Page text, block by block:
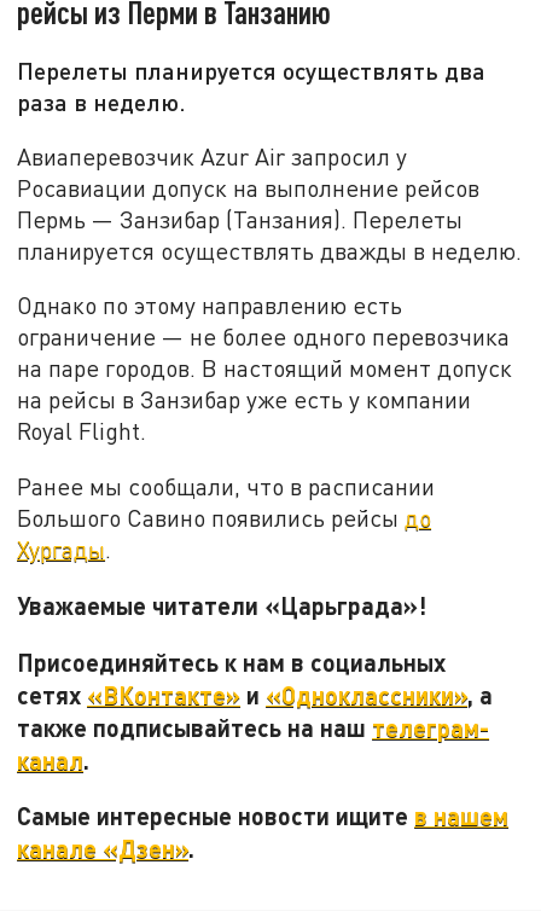
рейсы из Перми в Танзанию
Перелеты планируется осуществлять два
раза в неделю.
Авиаперевозчик Azur Air запросил у
Росавиации допуск на выполнение рейсов
Пермь — Занзибар (Танзания). Перелеты
планируется осуществлять дважды в неделю.
Однако по этому направлению есть
ограничение — не более одного перевозчика
на паре городов. В настоящий момент допуск
на рейсы в Занзибар уже есть у компании
Royal Flight.
Ранее мы сообщали, что в расписании
Большого Савино появились рейсы до
Хургады.
Уважаемые читатели «Царьграда»!
Присоединяйтесь к нам в социальных
сетях «ВКонтакте» и «Одноклассники», а
также подписывайтесь на наш телеграм-
канал.
Самые интересные новости ищите в нашем
канале «Дзен».